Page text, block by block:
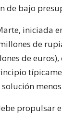
de bajo
iniciada
de
de
propulsar